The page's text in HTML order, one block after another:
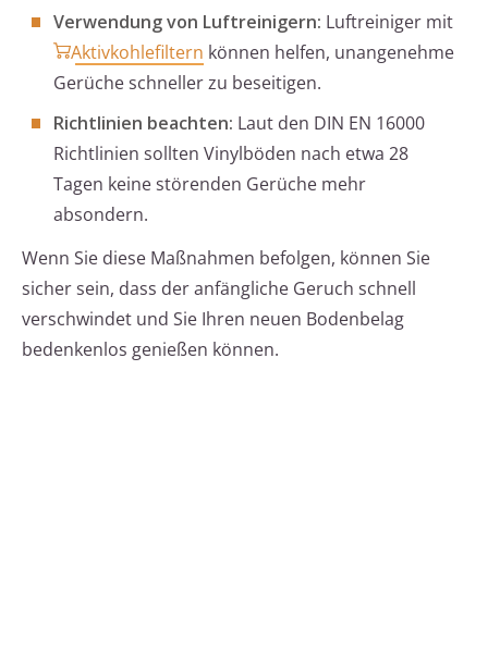
Verwendung von Luftreinigern: Luftreiniger mit
Aktivkohlefiltern können helfen, unangenehme
Gerüche schneller zu beseitigen.
Richtlinien beachten: Laut den DIN EN 16000
Richtlinien sollten Vinylböden nach etwa 28
Tagen keine störenden Gerüche mehr
absondern.
Wenn Sie diese Maßnahmen befolgen, können Sie
sicher sein, dass der anfängliche Geruch schnell
verschwindet und Sie Ihren neuen Bodenbelag
bedenkenlos genießen können.